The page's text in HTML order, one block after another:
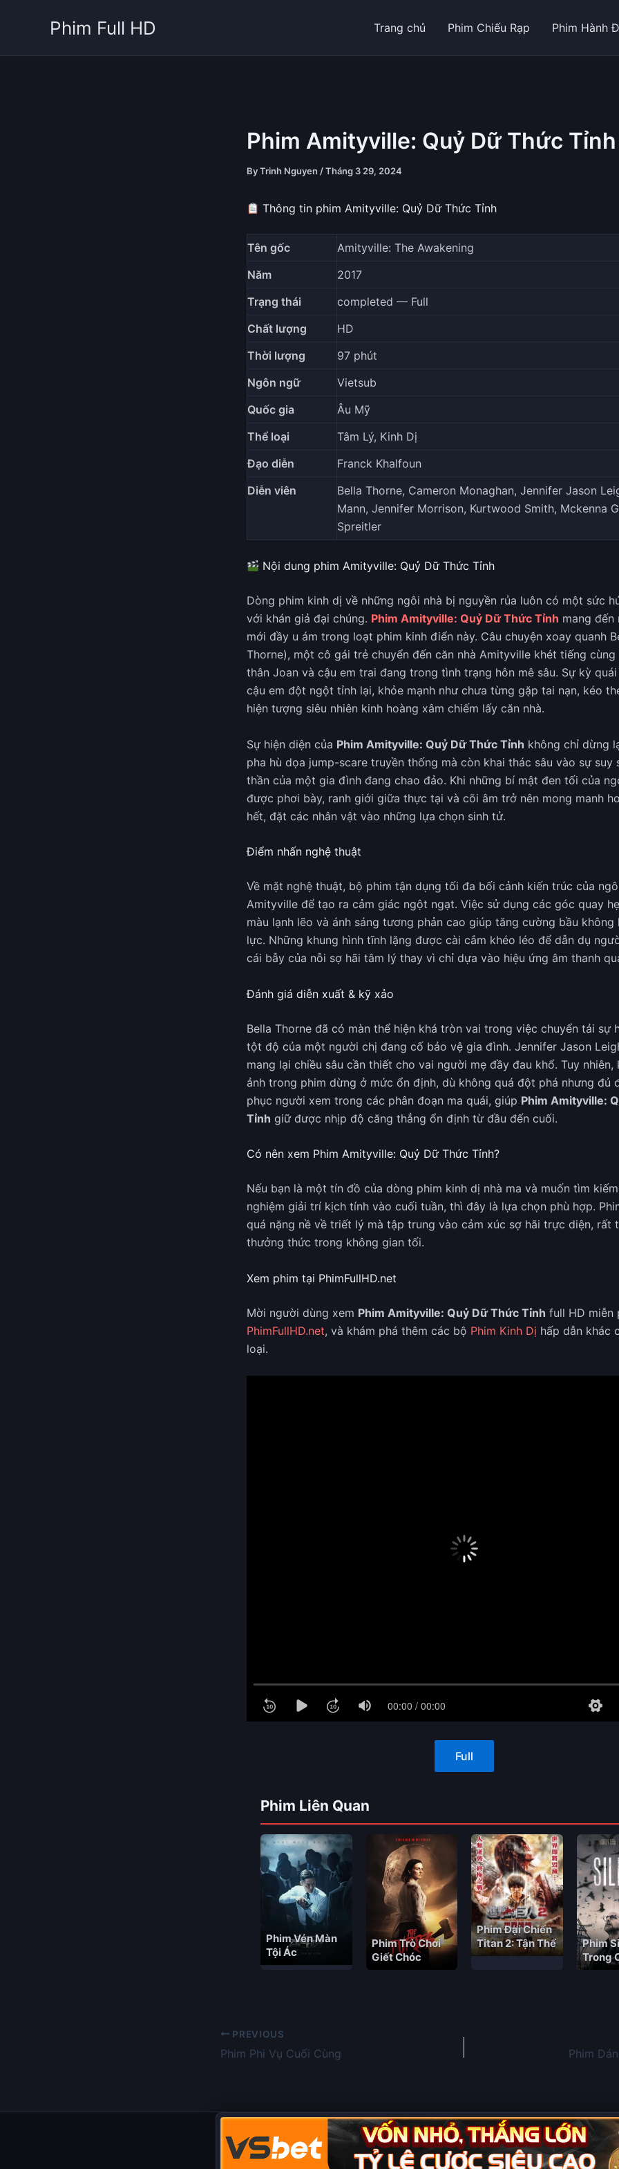
Phim Full HD Trang chủ Phim Chiếu Rạp Phim Hành
Phim Amityville: Quỷ Dữ Thức Tỉnh
ByTrinh Nguyen /Tháng 3 29, 2024
Thông tin phim Amityville: Quỷ Dữ Thức Tỉnh
Tên gốc
Amityville: The Awakening
Năm
2017
Trạng thái
completed — Full
Chất lượng
HD
Thời lượng
97 phút
Ngôn ngữ
Vietsub
Quốc gia
Âu Mỹ
Thể loại
Tâm Lý, Kinh Dị
Đạo diễn
Franck Khalfoun
Diễn viên
Bella Thorne, Cameron Monaghan, Jennifer Jason
Mann, Jennifer Morrison, Kurtwood Smith, Mckenna
Spreitler
Nội dung phim Amityville: Quỷ Dữ Thức Tỉnh
Dòng phim kinh dị về những ngôi nhà bị nguyền rủa luôn có một sức
với khán giả đại chúng. Phim Amityville: Quỷ Dữ Thức Tỉnh mang đến
mới đầy u ám trong loạt phim kinh điển này. Câu chuyện xoay quanh
Thorne), một cô gái trẻ chuyển đến căn nhà Amityville khét tiếng cùng
thân Joan và cậu em trai đang trong tình trạng hôn mê sâu. Sự kỳ
cậu em đột ngột tỉnh lại, khỏe mạnh như chưa từng gặp tai nạn, kéo
hiện tượng siêu nhiên kinh hoàng xâm chiếm lấy căn nhà.
Sự hiện diện của Phim Amityville: Quỷ Dữ Thức Tỉnh không chỉ dừng
pha hù dọa jump-scare truyền thống mà còn khai thác sâu vào sự suy
thần của một gia đình đang chao đảo. Khi những bí mật đen tối của
được phơi bày, ranh giới giữa thực tại và cõi âm trở nên mong manh
hết, đặt các nhân vật vào những lựa chọn sinh tử.
Điểm nhấn nghệ thuật
Về mặt nghệ thuật, bộ phim tận dụng tối đa bối cảnh kiến trúc của
Amityville để tạo ra cảm giác ngột ngạt. Việc sử dụng các góc quay
màu lạnh lẽo và ánh sáng tương phản cao giúp tăng cường bầu không
lực. Những khung hình tĩnh lặng được cài cắm khéo léo để dẫn dụ
cái bẫy của nỗi sợ hãi tâm lý thay vì chỉ dựa vào hiệu ứng âm thanh
Đánh giá diễn xuất & kỹ xảo
Bella Thorne đã có màn thể hiện khá tròn vai trong việc chuyển tải sự
tột độ của một người chị đang cố bảo vệ gia đình. Jennifer Jason
mang lại chiều sâu cần thiết cho vai người mẹ đầy đau khổ. Tuy nhiên,
ảnh trong phim dừng ở mức ổn định, dù không quá đột phá nhưng đủ
phục người xem trong các phân đoạn ma quái, giúp Phim Amityville:
Tỉnh giữ được nhịp độ căng thẳng ổn định từ đầu đến cuối.
Có nên xem Phim Amityville: Quỷ Dữ Thức Tỉnh?
Nếu bạn là một tín đồ của dòng phim kinh dị nhà ma và muốn tìm
nghiệm giải trí kịch tính vào cuối tuần, thì đây là lựa chọn phù hợp.
quá nặng nề về triết lý mà tập trung vào cảm xúc sợ hãi trực diện, rất
thưởng thức trong không gian tối.
Xem phim tại PhimFullHD.net
Mời người dùng xem Phim Amityville: Quỷ Dữ Thức Tỉnh full HD miễn
PhimFullHD.net, và khám phá thêm các bộ Phim Kinh Dị hấp dẫn khác
loại.
Full
Phim Liên Quan
Phim Vén Màn
Tội Ác
Phim Trò Chơi
Giết Chóc
Phim Đại Chiến
Titan 2: Tận Thế
Phim
Trong
Lặng
PREVIOUS
Phim Phi Vụ Cuối Cùng Phim
Copyright © 2026 Phim Full HD